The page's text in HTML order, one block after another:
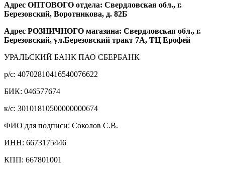
Адрес ОПТОВОГО отдела: Свердловская обл., г.
Березовский, Воротникова, д. 82Б
Адрес РОЗНИЧНОГО магазина: Свердловская обл., г.
Березовский, ул.Березовский тракт 7А, ТЦ Ерофей
УРАЛЬСКИЙ БАНК ПАО СБЕРБАНК
р/c: 40702810416540076622
БИК: 046577674
к/c: 30101810500000000674
ФИО для подписи: Соколов С.В.
ИНН: 6673175446
КПП: 667801001